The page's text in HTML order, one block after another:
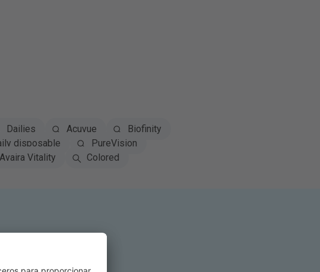
Dailies Acuvue
Biofinity
disposable
PureVision
Avaira Vitality Colored